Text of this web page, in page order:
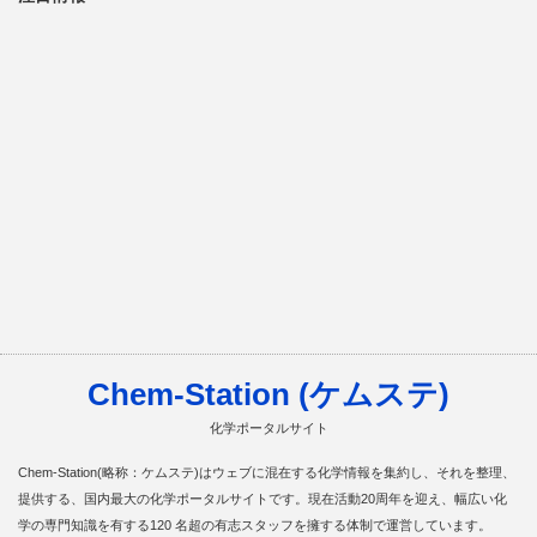
Chem-Station (ケムステ)
化学ポータルサイト
Chem-Station(略称：ケムステ)はウェブに混在する化学情報を集約し、それを整理、
提供する、国内最大の化学ポータルサイトです。現在活動20周年を迎え、幅広い化
学の専門知識を有する120 名超の有志スタッフを擁する体制で運営しています。